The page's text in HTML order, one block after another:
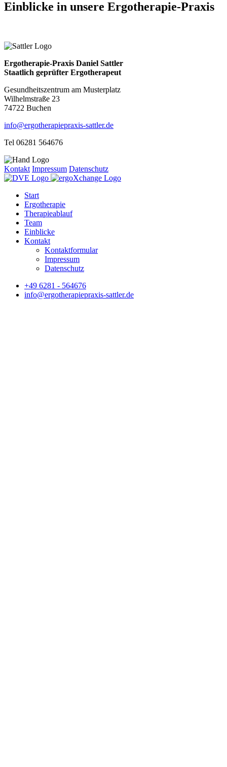
Einblicke in unsere Ergotherapie-Praxis
Ergotherapie-Praxis Daniel Sattler
Staatlich geprüfter Ergotherapeut
Gesundheitszentrum am Musterplatz
Wilhelmstraße 23
74722 Buchen
info@ergotherapiepraxis-sattler.de
Tel 06281 564676
Kontakt Impressum Datenschutz
Start
Ergotherapie
Therapieablauf
Team
Einblicke
Kontakt
Kontaktformular
Impressum
Datenschutz
+49 6281 - 564676
info@ergotherapiepraxis-sattler.de